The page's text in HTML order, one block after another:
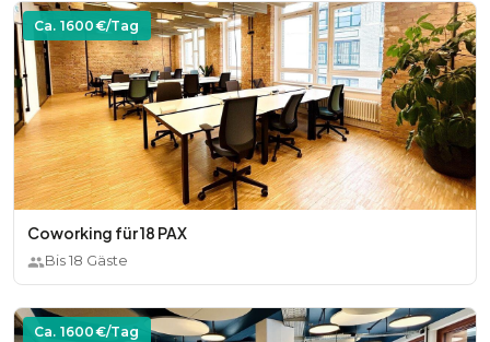
Ca. 1600€/Tag
Coworking für 18 PAX
Bis18 Gäste
Ca. 1600€/Tag